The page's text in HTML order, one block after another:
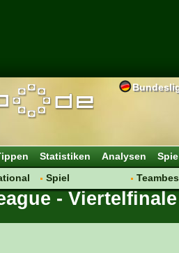
Statistiken Analysen
Spiel
Regeln & Tipps
- Viertelfinale